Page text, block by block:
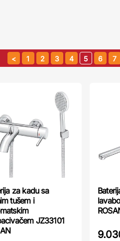
1 2 3 4 5 6 7
za kadu sa
tušem i
JZ33101